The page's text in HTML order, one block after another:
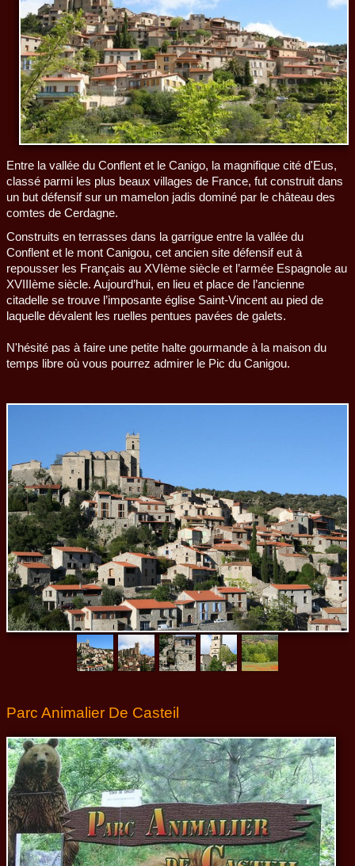
Entre la vallée du Conflent et le Canigo, la magnifique cité d'Eus,
classé parmi les plus beaux villages de France, fut construit dans
un but défensif sur un mamelon jadis dominé par le château des
comtes de Cerdagne.
Construits en terrasses dans la garrigue entre la vallée du
Conflent et le mont Canigou, cet ancien site défensif eut à
repousser les Français au XVIème siècle et l’armée Espagnole au
XVIIIème siècle. Aujourd’hui, en lieu et place de l’ancienne
citadelle se trouve l’imposante église Saint-Vincent au pied de
laquelle dévalent les ruelles pentues pavées de galets.
N'hésité pas à faire une petite halte gourmande à la maison du
temps libre où vous pourrez admirer le Pic du Canigou.
Parc Animalier De Casteil